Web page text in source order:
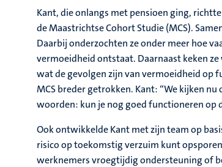
Kant, die onlangs met pensioen ging,
de Maastrichtse Cohort Studie (MCS).
Daarbij onderzochten ze onder meer hoe
vermoeidheid ontstaat. Daarnaast keken
wat de gevolgen zijn van vermoeidheid op
MCS breder getrokken. Kant: “We kijken
woorden: kun je nog goed functioneren op
Ook ontwikkelde Kant met zijn team op
risico op toekomstig verzuim kunt
werknemers vroegtijdig ondersteuning of